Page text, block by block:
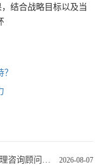
结合战略目标以及当
2026-08-07
如何应对不确定性和复杂性?哈尔滨企业管理咨询顾问这样看!